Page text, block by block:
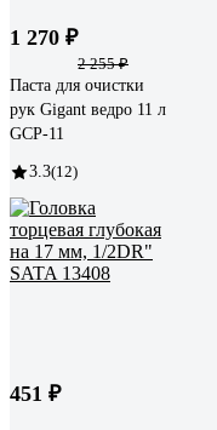
1 270 ₽
2 255 ₽
Паста для очистки
рук Gigant ведро 11 л
GCP-11
3.3(12)
451 ₽